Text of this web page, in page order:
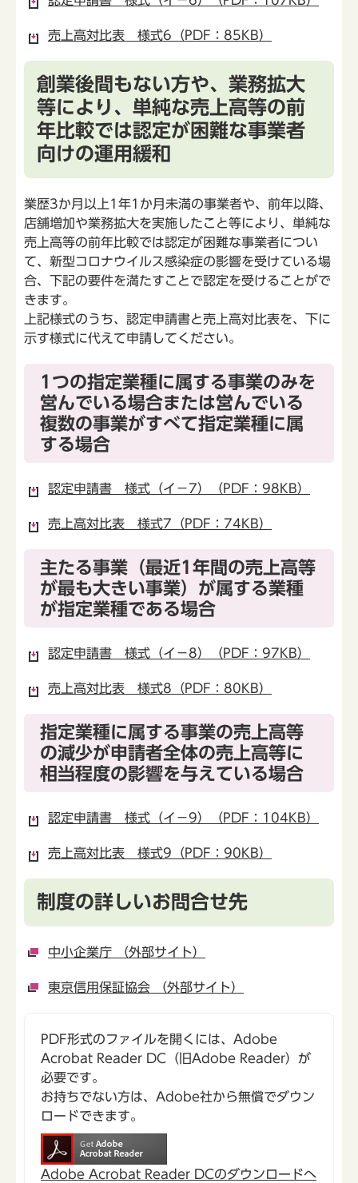
売上高対比表 様式6（PDF：85KB）
創業後間もない方や、業務拡大
等により、単純な売上高等の前
年比較では認定が困難な事業者
向けの運用緩和
業歴3か月以上1年1か月未満の事業者や、前年以降、
店舗増加や業務拡大を実施したこと等により、単純な
売上高等の前年比較では認定が困難な事業者につい
て、新型コロナウイルス感染症の影響を受けている場
合、下記の要件を満たすことで認定を受けることがで
きます。
上記様式のうち、認定申請書と売上高対比表を、下に
示す様式に代えて申請してください。
1つの指定業種に属する事業のみを
営んでいる場合または営んでいる
複数の事業がすべて指定業種に属
する場合
認定申請書 様式（イ－7）（PDF：98KB）
売上高対比表 様式7（PDF：74KB）
主たる事業（最近1年間の売上高等
が最も大きい事業）が属する業種
が指定業種である場合
認定申請書 様式（イ－8）（PDF：97KB）
売上高対比表 様式8（PDF：80KB）
指定業種に属する事業の売上高等
の減少が申請者全体の売上高等に
相当程度の影響を与えている場合
認定申請書 様式（イ－9）（PDF：104KB）
売上高対比表 様式9（PDF：90KB）
制度の詳しいお問合せ先
中小企業庁 （外部サイト）
東京信用保証協会 （外部サイト）
PDF形式のファイルを開くには、Adobe
Acrobat Reader DC（旧Adobe Reader）が
必要です。
お持ちでない方は、Adobe社から無償でダウン
ロードできます。
Adobe Acrobat Reader DCのダウンロードへ